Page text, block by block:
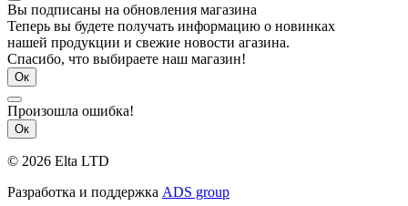
Вы подписаны на обновления магазина
Теперь вы будете получать информацию о новинках
нашей продукции и свежие новости агазина.
Спасибо, что выбираете наш магазин!
Ок
Произошла ошибка!
Ок
© 2026 Elta LTD
Разработка и поддержка ADS group